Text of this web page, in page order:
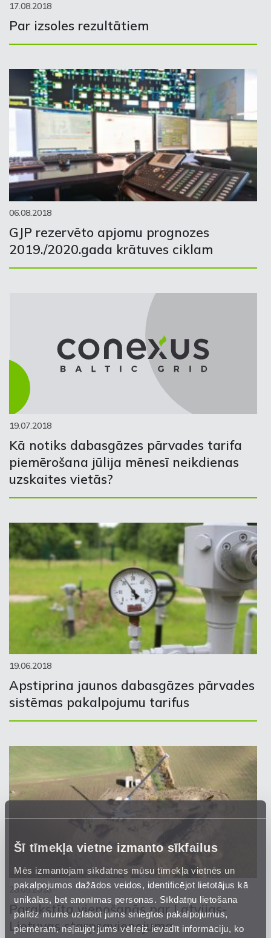
Šī tīmekļa vietne izmanto sīkfailus
Mēs izmantojam sīkdatnes mūsu tīmekļa vietnēs un
pakalpojumos dažādos veidos, identificējot lietotājus kā
unikālas, bet anonīmas personas. Sīkdatņu lietošana
palīdz mums uzlabot jums sniegtos pakalpojumus,
piemēram, neļaujot jums vēlreiz ievadīt informāciju, ko
17.08.2018
Par izsoles rezultātiem
06.08.2018
GJP rezervēto apjomu prognozes
2019./2020.gada krātuves ciklam
19.07.2018
Kā notiks dabasgāzes pārvades tarifa
piemērošana jūlija mēnesī neikdienas
uzskaites vietās?
19.06.2018
Apstiprina jaunos dabasgāzes pārvades
sistēmas pakalpojumu tarifus
28.05.2018
Parakstīta vienošanās par Latvijas-
Lietuvas starpsavienojuma